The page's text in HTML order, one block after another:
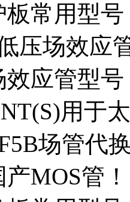
常用型号
压场效应
应管型
用于
场管代
MOS管！